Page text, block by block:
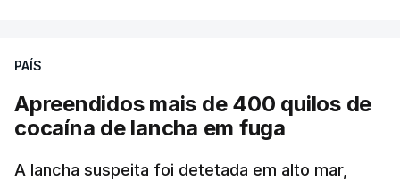
PAÍS
Apreendidos mais de 400 quilos de
cocaína de lancha em fuga
A lancha suspeita foi detetada em alto mar,